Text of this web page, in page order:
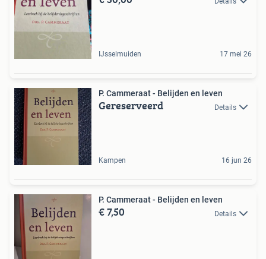
IJsselmuiden 17 mei 26
P. Cammeraat - Belijden en leven
Gereserveerd Details
Kampen 16 jun 26
P. Cammeraat - Belijden en leven
€ 7,50 Details